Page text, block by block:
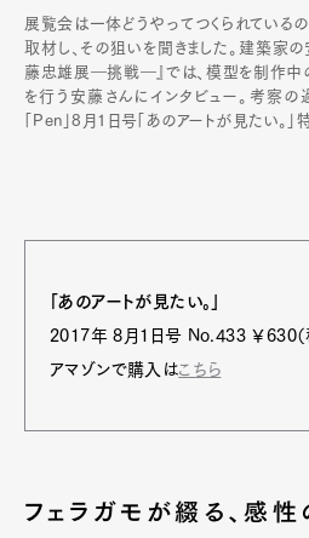
Pen Meet
Pen international
展覧会は一体どうやってつくられている
取材し、その狙いを聞きました。建築家
藤忠雄展―挑戦―』では、模型を制作中
を行う安藤さんにインタビュー。考察
「Pen」8月1日号「あのアートが見たい。」
「あのアートが見たい。」
2017年 8月1日号 No.433 ￥630（
アマゾンで購入はこちら
フェラガモが綴る、感性